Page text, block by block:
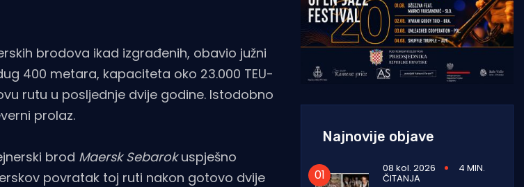
brodova ikad izgrađenih, obavio južni
400 metara, kapaciteta oko 23.000 TEU-
rutu u posljednje dvije godine. Istodobno
prolaz.
brod Maersk Sebarokuspješno
povratak toj ruti nakon gotovo dvije
Najnovije objave
08 kol. 2026 4 MIN.
ČITANJA